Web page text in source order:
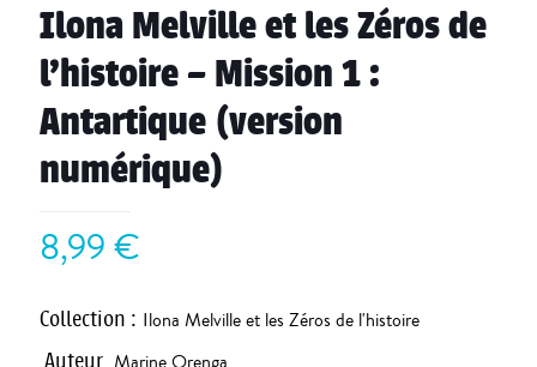
Ilona Melville et les Zéros de
l’histoire – Mission 1 :
Antartique (version
numérique)
8,99€
Collection : Ilona Melville et les Zéros de l'histoire
Auteur